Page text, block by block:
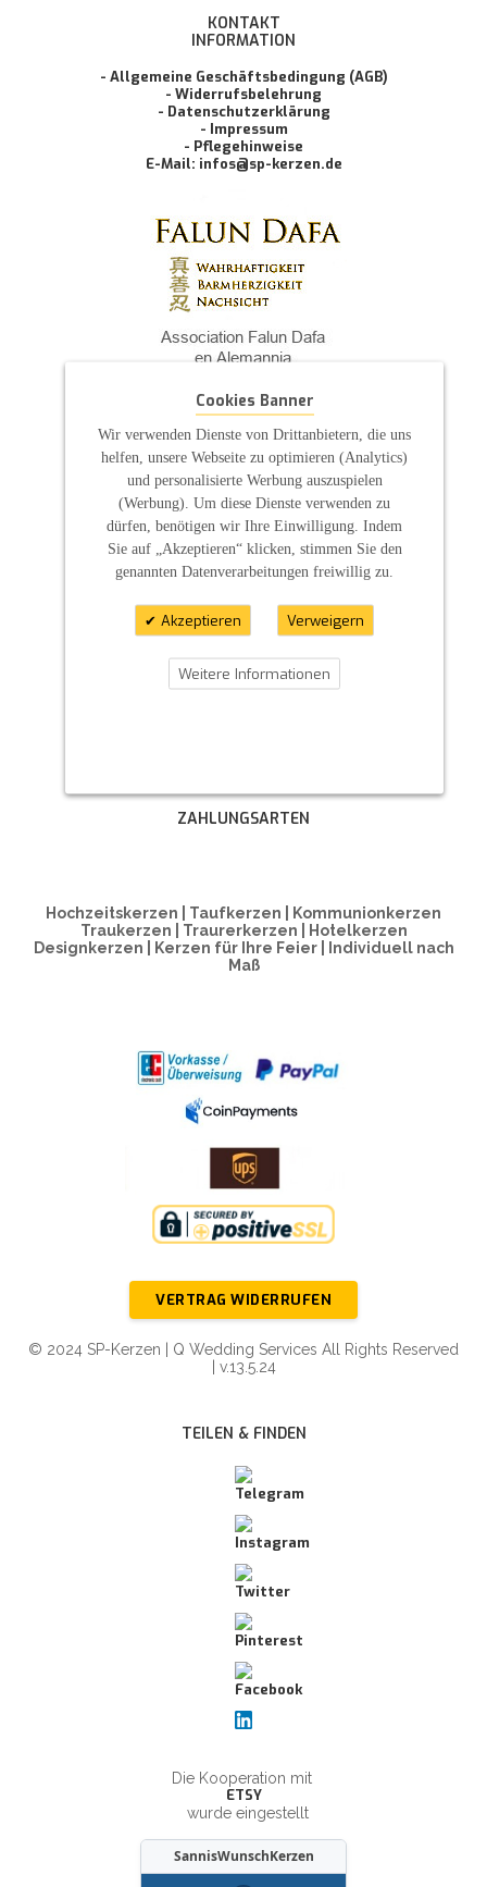
KONTAKT
INFORMATION
- Allgemeine Geschäftsbedingung (AGB)
- Widerrufsbelehrung
- Datenschutzerklärung
- Impressum
- Pflegehinweise
E-Mail: infos@sp-kerzen.de
ZAHLUNGSARTEN
Hochzeitskerzen | Taufkerzen | Kommunionkerzen
Traukerzen | Traurerkerzen | Hotelkerzen
Designkerzen | Kerzen für Ihre Feier | Individuell nach
Maß
VERTRAG WIDERRUFEN
© 2024 SP-Kerzen | Q Wedding Services All Rights Reserved
| v.13.5.24
TEILEN & FINDEN
Die Kooperation mit
ETSY
wurde eingestellt
SannisWunschKerzen
Cookies Banner
Wir verwenden Dienste von Drittanbietern, die uns
helfen, unsere Webseite zu optimieren (Analytics)
und personalisierte Werbung auszuspielen
(Werbung). Um diese Dienste verwenden zu
dürfen, benötigen wir Ihre Einwilligung. Indem
Sie auf „Akzeptieren“ klicken, stimmen Sie den
genannten Datenverarbeitungen freiwillig zu.
Akzeptieren Verweigern
Weitere Informationen